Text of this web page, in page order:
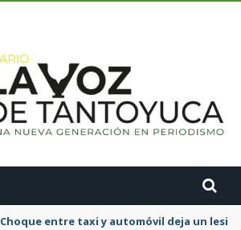
Choque entre taxi y automóvil deja un